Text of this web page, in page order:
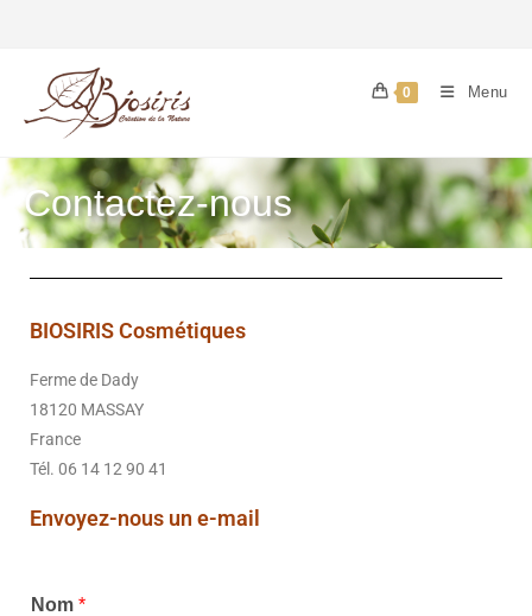
0 Menu
Contactez-nous
BIOSIRIS Cosmétiques
Ferme de Dady
18120 MASSAY
France
Tél. 06 14 12 90 41
Envoyez-nous un e-mail
Nom *